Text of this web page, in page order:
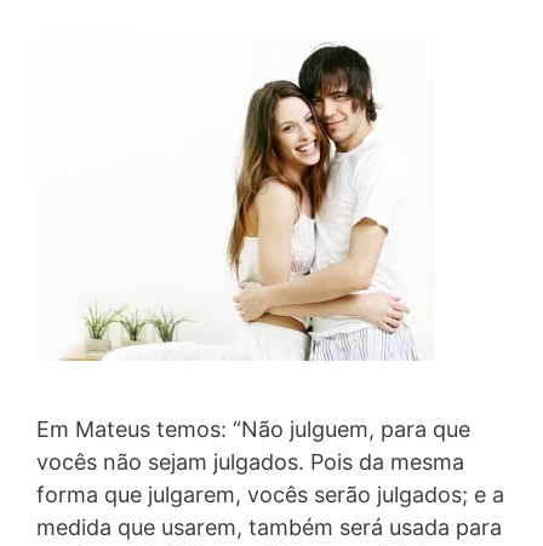
Em Mateus temos: “Não julguem, para que
vocês não sejam julgados. Pois da mesma
forma que julgarem, vocês serão julgados; e a
medida que usarem, também será usada para